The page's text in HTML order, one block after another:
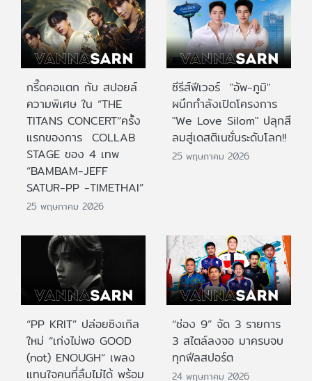
กรี๊ดคอแตก กับ สปอยล์
ความพิเศษ ใน “THE
TITANS CONCERT”ครั้ง
แรกของการ COLLAB
STAGE ของ 4 เทพ
“BAMBAM-JEFF
SATUR-PP -TIMETHAI”
25 พฤษภาคม 2026
ซีรีส์ฟีเวอร์ "อัพ-ภูมิ"
ผนึกกำลังเปิดโครงการ
"We Love Silom" ปลุกสี
ลมสู่เดสติเนชั่นระดับโลก!!
25 พฤษภาคม 2026
“PP KRIT” ปล่อยซิงเกิล
ใหม่ “เก่งไม่พอ GOOD
(not) ENOUGH” เพลง
แทนใจคนที่ลืมไม่ได้ พร้อม
“ช่อง 9” จัด 3 รายการ
3 สไตล์ลงจอ มาครบจบ
ทุกฟีลสปอร์ต
24 พฤษภาคม 2026